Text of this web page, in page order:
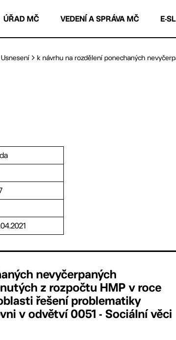
ÚŘAD MČ VEDENÍ A SPRÁVA MČ E-
Usnesení k návrhu na rozdělení ponechaných
nevyčerpaných
z rozpočtu HMP v roce
řešení problematiky
v odvětví 0051 - Sociální věci